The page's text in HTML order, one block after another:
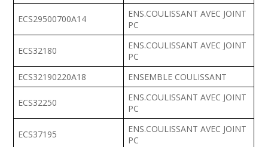
ECS29500700A14
ENS.COULISSANT AVEC JOINT
PC
ECS32180
ENS.COULISSANT AVEC JOINT
PC
ECS32190220A18
ENSEMBLE COULISSANT
ECS32250
ENS.COULISSANT AVEC JOINT
PC
ECS37195
ENS.COULISSANT AVEC JOINT
PC